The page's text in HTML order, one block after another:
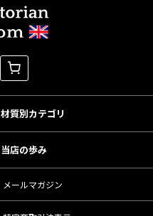
材質別カテゴリ
当店の歩み
メールマガジン